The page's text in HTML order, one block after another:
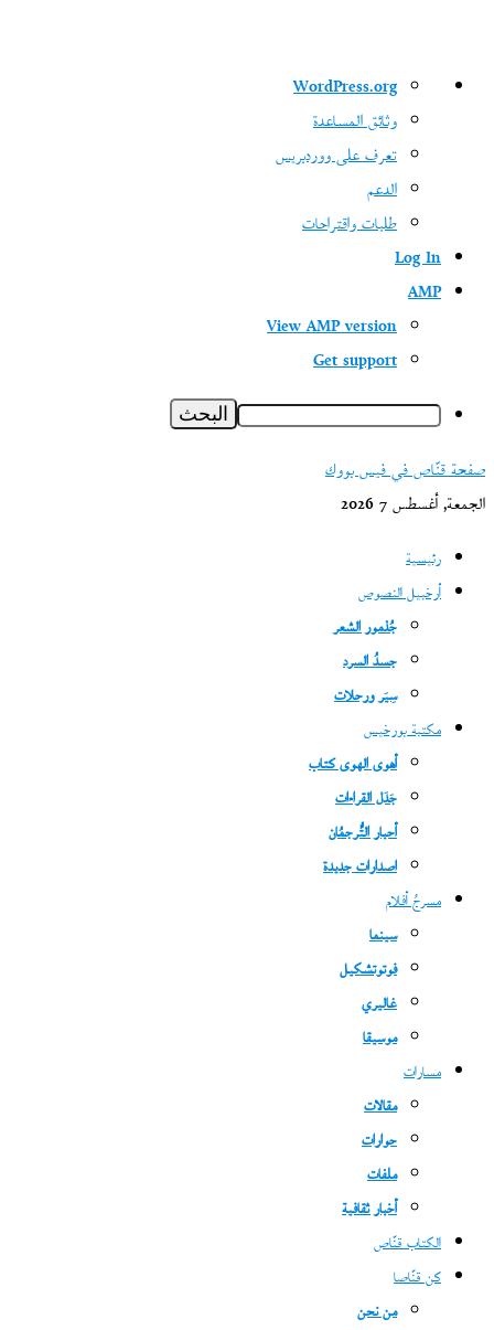
ووردبريس
WordPress.org
وثائق المساعدة
تعرف على ووردبريس
الدعم
طلبات واقتراحات
Log In
AMP
View AMP version
Get support
البحث
صفحة قنّاص في فيس بووك
الجمعة, أغسطس 7 2026
رئيسية
أرخبيل النصوص
جُذمور الشعر
جسدُ السرد
سِيَر ورحلات
مكتبة بورخيس
أهوى الهوى كتاب
جَدَل القراءات
أحبار التُّرجمُان
اصدارات جديدة
مسرحُ أفلام
سينما
فوتوتشكيل
غاليري
موسيقا
مسارات
مقالات
حوارات
ملفات
أخبار ثقافية
الكتاب قنّاص
كن قنّاصا
من نحن